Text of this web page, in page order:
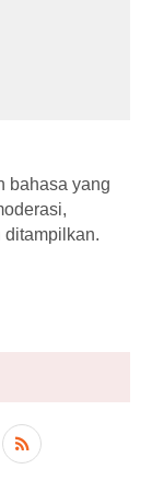
bahasa yang
ditampilkan.